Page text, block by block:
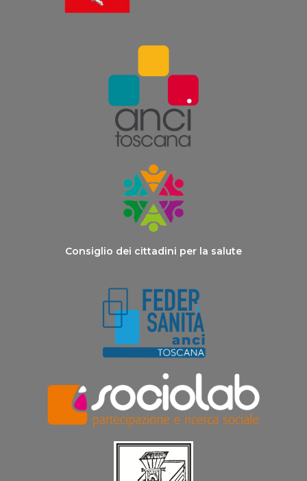
Consiglio dei cittadini per la salute